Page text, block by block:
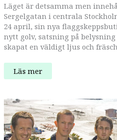
Läget är detsamma men
Sergelgatan i centrala
24 april, sin nya
nytt golv, satsning på
skapat en väldigt ljus och
Intersports
nya
Läs mer